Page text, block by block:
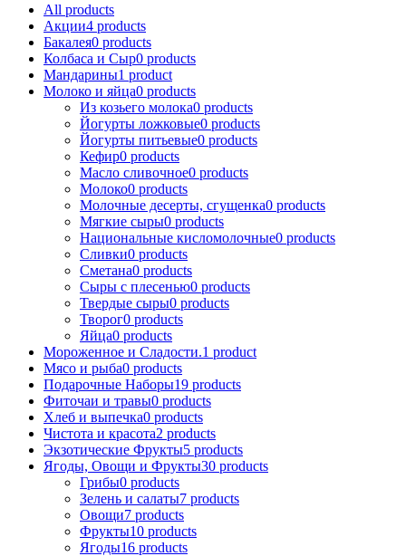
All products
Акции4 products
Бакалея0 products
Колбаса и Сыр0 products
Мандарины1 product
Молоко и яйца0 products
Из козьего молока0 products
Йогурты ложковые0 products
Йогурты питьевые0 products
Кефир0 products
Масло сливочное0 products
Молоко0 products
Молочные десерты, сгущенка0 products
Мягкие сыры0 products
Национальные кисломолочные0 products
Сливки0 products
Сметана0 products
Сыры с плесенью0 products
Твердые сыры0 products
Творог0 products
Яйца0 products
Мороженное и Сладости.1 product
Мясо и рыба0 products
Подарочные Наборы19 products
Фиточаи и травы0 products
Хлеб и выпечка0 products
Чистота и красота2 products
Экзотические Фрукты5 products
Ягоды, Овощи и Фрукты30 products
Грибы0 products
Зелень и салаты7 products
Овощи7 products
Фрукты10 products
Ягоды16 products